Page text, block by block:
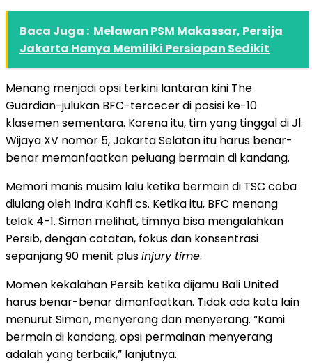
Baca Juga : Melawan PSM Makassar, Persija
Jakarta Hanya Memiliki Persiapan Sedikit
Menang menjadi opsi terkini lantaran kini The
Guardian-julukan BFC-tercecer di posisi ke-10
klasemen sementara. Karena itu, tim yang tinggal di Jl.
Wijaya XV nomor 5, Jakarta Selatan itu harus benar-
benar memanfaatkan peluang bermain di kandang.
Memori manis musim lalu ketika bermain di TSC coba
diulang oleh Indra Kahfi cs. Ketika itu, BFC menang
telak 4-1. Simon melihat, timnya bisa mengalahkan
Persib, dengan catatan, fokus dan konsentrasi
sepanjang 90 menit plusinjury time.
Momen kekalahan Persib ketika dijamu Bali United
harus benar-benar dimanfaatkan. Tidak ada kata lain
menurut Simon, menyerang dan menyerang. “Kami
bermain di kandang, opsi permainan menyerang
adalah yang terbaik,” lanjutnya.